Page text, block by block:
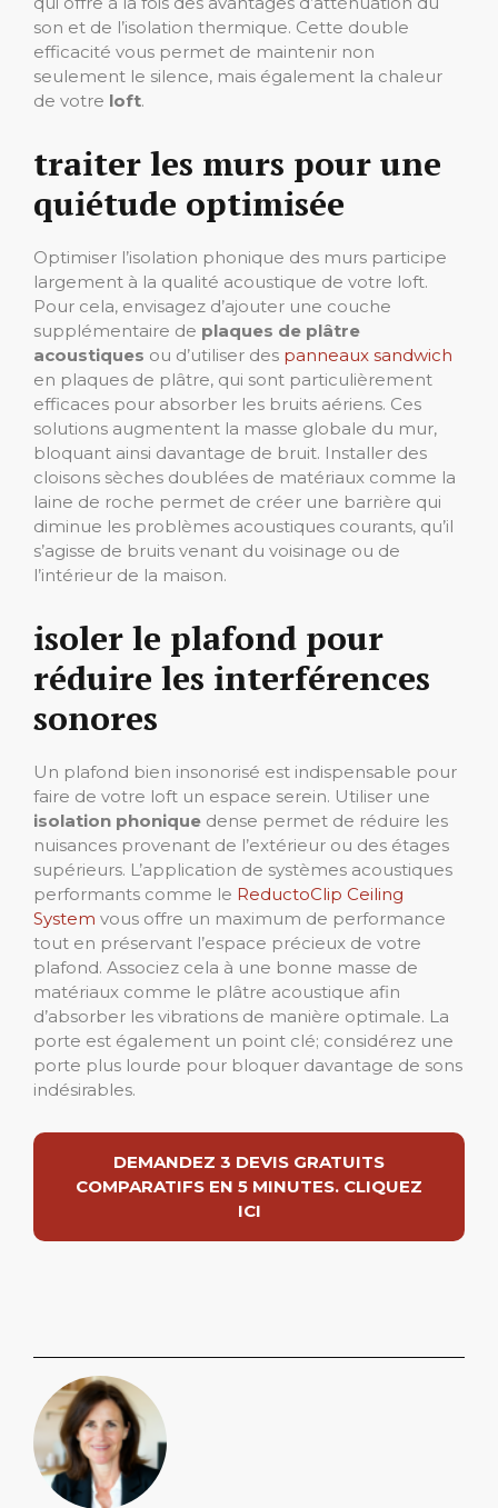
son et de l’isolation thermique. Cette double
efficacité vous permet de maintenir non
seulement le silence, mais également la chaleur
de votre loft.
traiter les murs pour une
quiétude optimisée
Optimiser l’isolation phonique des murs participe
largement à la qualité acoustique de votre loft.
Pour cela, envisagez d’ajouter une couche
supplémentaire de plaques de plâtre
acoustiques ou d’utiliser des panneaux sandwich
en plaques de plâtre, qui sont particulièrement
efficaces pour absorber les bruits aériens. Ces
solutions augmentent la masse globale du mur,
bloquant ainsi davantage de bruit. Installer des
cloisons sèches doublées de matériaux comme la
laine de roche permet de créer une barrière qui
diminue les problèmes acoustiques courants, qu’il
s’agisse de bruits venant du voisinage ou de
l’intérieur de la maison.
isoler le plafond pour
réduire les interférences
sonores
Un plafond bien insonorisé est indispensable pour
faire de votre loft un espace serein. Utiliser une
isolation phonique dense permet de réduire les
nuisances provenant de l’extérieur ou des étages
supérieurs. L’application de systèmes acoustiques
performants comme le ReductoClip Ceiling
System vous offre un maximum de performance
tout en préservant l’espace précieux de votre
plafond. Associez cela à une bonne masse de
matériaux comme le plâtre acoustique afin
d’absorber les vibrations de manière optimale. La
porte est également un point clé; considérez une
porte plus lourde pour bloquer davantage de sons
indésirables.
DEMANDEZ 3 DEVIS GRATUITS
COMPARATIFS EN 5 MINUTES. CLIQUEZ
ICI